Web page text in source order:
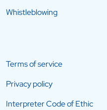
Whistleblowing
Terms of service
Privacy policy
Interpreter Code of Ethic